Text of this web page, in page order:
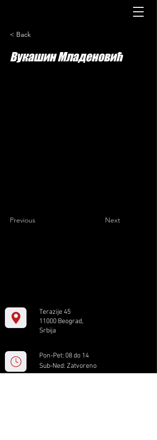
< Back
Вукашин Младеновић
Previous Next
Terazije 45
11000 Beograd,
Srbija
Pon-Pet: 08 do 14
Sub-Ned: Zatvoreno